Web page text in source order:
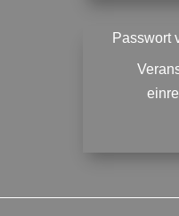
Passwort